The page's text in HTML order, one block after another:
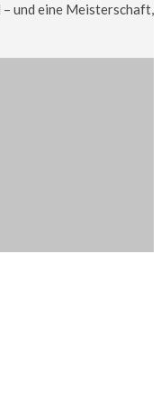
– und eine Meisterschaft,